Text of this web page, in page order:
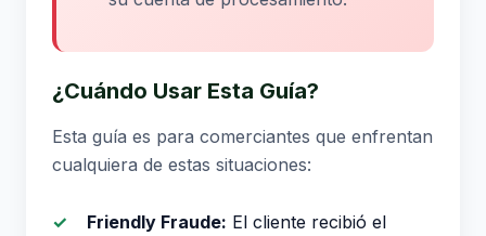
¿Cuándo Usar Esta Guía?
Esta guía es para comerciantes que enfrentan
cualquiera de estas situaciones:
Friendly Fraude: El cliente recibió el